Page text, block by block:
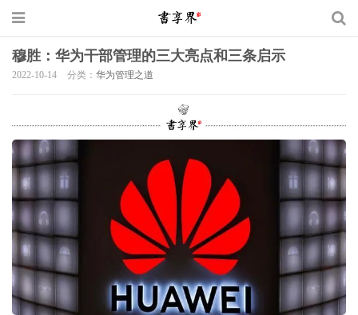
穆胜：华为干部管理的三大亮点和三条启示
2022-10-14 分类： 华为管理之道